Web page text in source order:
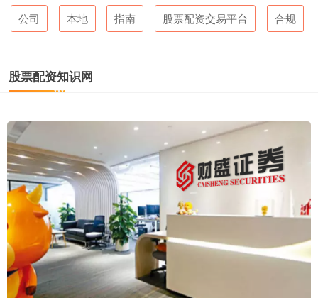
公司 本地 指南 股票配资交易平台 合规
股票配资知识网